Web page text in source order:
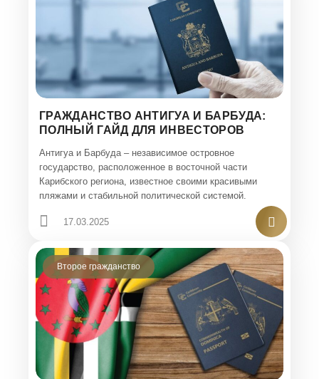
ГРАЖДАНСТВО АНТИГУА И БАРБУДА:
ПОЛНЫЙ ГАЙД ДЛЯ ИНВЕСТОРОВ
Антигуа и Барбуда – независимое островное
государство, расположенное в восточной части
Карибского региона, известное своими красивыми
пляжами и стабильной политической системой.
17.03.2025
Второе гражданство